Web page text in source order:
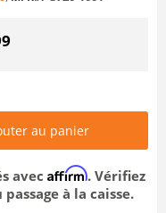
au panier
avec Affirm. Vérifiez
à la caisse.